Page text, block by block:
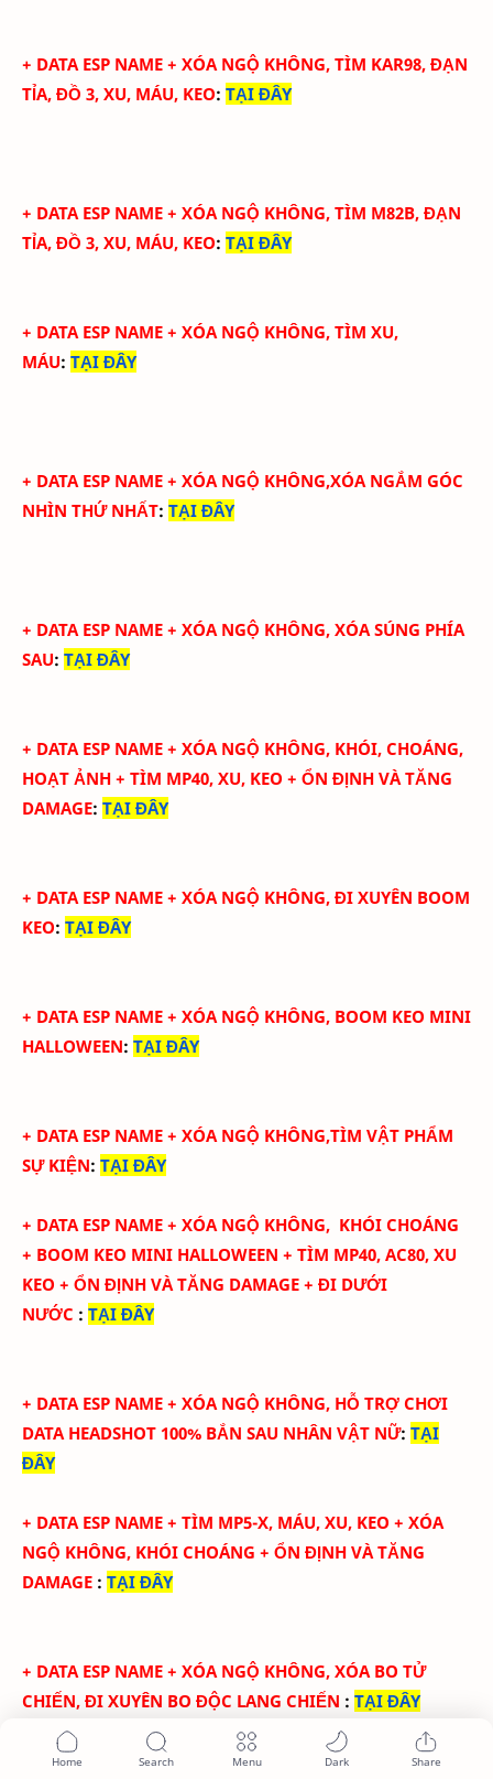
+ DATA ESP NAME + XÓA NGỘ KHÔNG, TÌM KAR98, ĐẠN
TỈA, ĐỒ 3, XU, MÁU, KEO: TẠI ĐÂY
+ DATA ESP NAME + XÓA NGỘ KHÔNG, TÌM M82B, ĐẠN
TỈA, ĐỒ 3, XU, MÁU, KEO: TẠI ĐÂY
+ DATA ESP NAME + XÓA NGỘ KHÔNG, TÌM XU,
MÁU: TẠI ĐÂY
+ DATA ESP NAME + XÓA NGỘ KHÔNG,XÓA NGẮM GÓC
NHÌN THỨ NHẤT: TẠI ĐÂY
+ DATA ESP NAME + XÓA NGỘ KHÔNG, XÓA SÚNG PHÍA
SAU: TẠI ĐÂY
+ DATA ESP NAME + XÓA NGỘ KHÔNG, KHÓI, CHOÁNG,
HOẠT ẢNH + TÌM MP40, XU, KEO + ỔN ĐỊNH VÀ TĂNG
DAMAGE: TẠI ĐÂY
+ DATA ESP NAME + XÓA NGỘ KHÔNG, ĐI XUYÊN BOOM
KEO: TẠI ĐÂY
+ DATA ESP NAME + XÓA NGỘ KHÔNG, BOOM KEO MINI
HALLOWEEN: TẠI ĐÂY
+ DATA ESP NAME + XÓA NGỘ KHÔNG,TÌM VẬT PHẨM
SỰ KIỆN: TẠI ĐÂY
+ DATA ESP NAME + XÓA NGỘ KHÔNG, KHÓI CHOÁNG
+ BOOM KEO MINI HALLOWEEN + TÌM MP40, AC80, XU
KEO + ỔN ĐỊNH VÀ TĂNG DAMAGE + ĐI DƯỚI
NƯỚC : TẠI ĐÂY
+ DATA ESP NAME + XÓA NGỘ KHÔNG, HỖ TRỢ CHƠI
DATA HEADSHOT 100% BẮN SAU NHÂN VẬT NỮ: TẠI
ĐÂY
+ DATA ESP NAME + TÌM MP5-X, MÁU, XU, KEO + XÓA
NGỘ KHÔNG, KHÓI CHOÁNG + ỔN ĐỊNH VÀ TĂNG
DAMAGE : TẠI ĐÂY
+ DATA ESP NAME + XÓA NGỘ KHÔNG, XÓA BO TỬ
CHIẾN, ĐI XUYÊN BO ĐỘC LANG CHIẾN : TẠI ĐÂY